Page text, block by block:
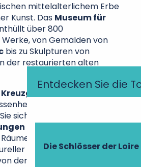
Entdecken Sie die
Die Schlösser der Loire
mittelalterlichem Erbe
Kunst. Das Museum für
über 800
von Gemälden von
bis zu Skulpturen von
der restaurierten alten
Kreuzgang
für Ihren Tag der
sich von den
regelmäßig beleben. Ein
Zwischenstopp nur
der Touraine entfernt.